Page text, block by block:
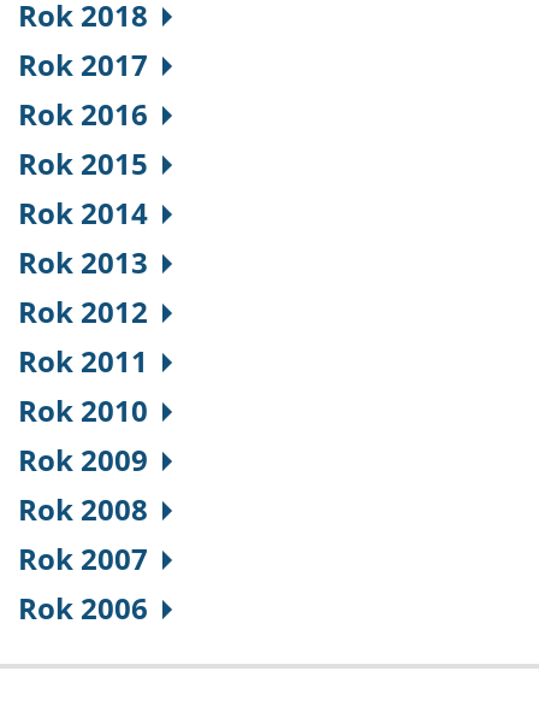
Rok 2018
Rok 2017
Rok 2016
Rok 2015
Rok 2014
Rok 2013
Rok 2012
Rok 2011
Rok 2010
Rok 2009
Rok 2008
Rok 2007
Rok 2006